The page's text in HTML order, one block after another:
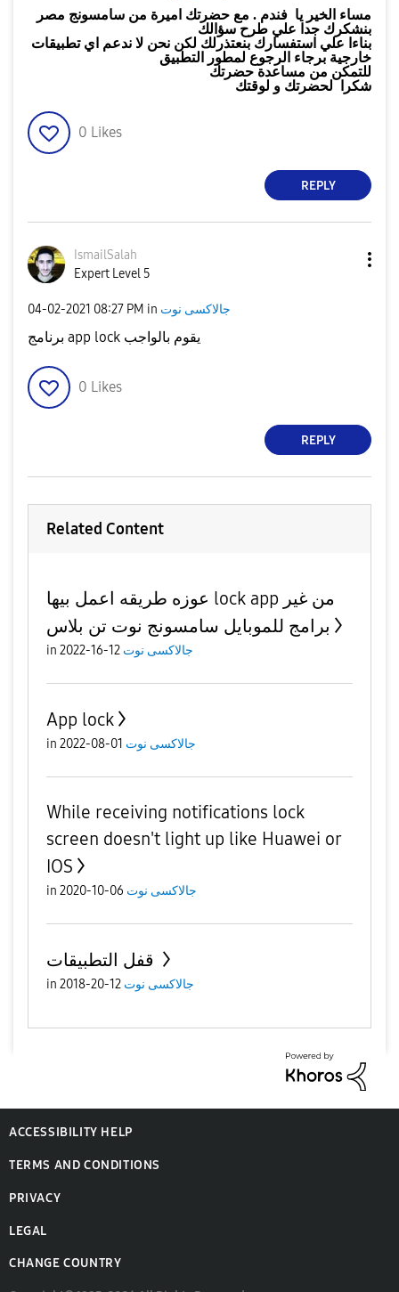
مساء الخير يا فندم . مع حضرتك اميرة من سامسونج مصر
بنشكرك جدا علي طرح سؤالك
بناءا علي استفسارك بنعتذرلك لكن نحن لا ندعم اي تطبيقات
خارجية برجاء الرجوع لمطور التطبيق
للتمكن من مساعدة حضرتك
شكرا لحضرتك و لوقتك
0 Likes
REPLY
IsmailSalah
Expert Level 5
‎04-02-2021 08:27 PM in جالاكسى نوت
برنامج app lock يقوم بالواجب
0 Likes
REPLY
Related Content
عوزه طريقه اعمل بيها lock app من غير
برامج للموبايل سامسونج نوت تن بلاس
in جالاكسى نوت 12-16-2022
App lock
in جالاكسى نوت 01-08-2022
While receiving notifications lock
screen doesn't light up like Huawei or
IOS
in جالاكسى نوت 06-10-2020
in جالاكسى نوت 12-20-2018
ACCESSIBILITY HELP
TERMS AND CONDITIONS
PRIVACY
LEGAL
CHANGE COUNTRY